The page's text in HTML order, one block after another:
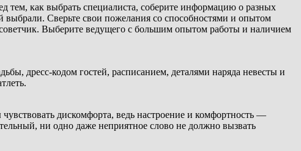
тем, как выбрать специалиста, соберите информацию о разных
Сверьте свои пожелания со способностями и опытом
Выберите ведущего с большим опытом работы и наличием
дресс-кодом гостей, расписанием, деталями наряда невесты и
дискомфорта, ведь настроение и комфортность —
ни одно даже неприятное слово не должно вызвать